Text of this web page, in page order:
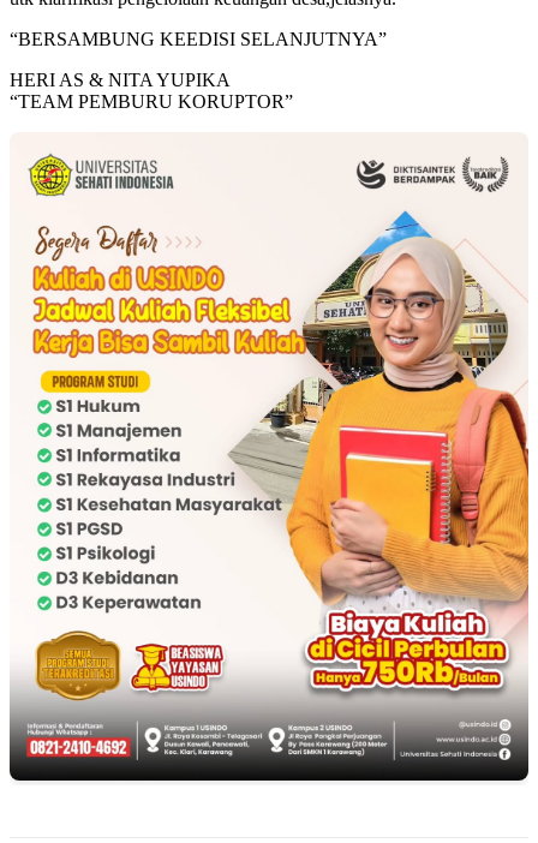
“BERSAMBUNG KEEDISI SELANJUTNYA”
HERI AS & NITA YUPIKA
“TEAM PEMBURU KORUPTOR”